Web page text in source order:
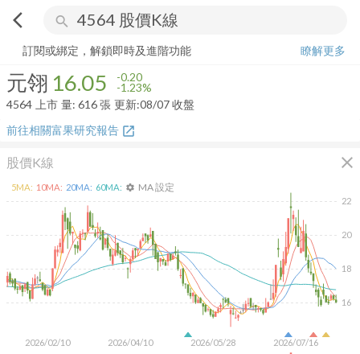
arrow_back_ios search
元翎 16.05-1.23%
訂閱或綁定，解鎖即時及進階功能
瞭解更多
元翎 16.05 -0.20
-1.23%
4564 上市 量: 616張 更新:08/07 收盤
前往相關富果研究報告 open_in_new
股價K線 close
2026/02/10 2026/04/10 2026/05/28 2026/07/16
16
18
20
22
5MA: 10MA: 20MA: 60MA: settings MA 設定